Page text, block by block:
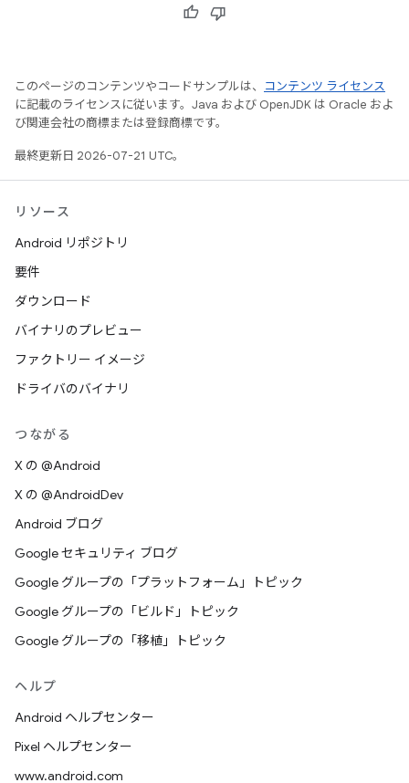
このページのコンテンツやコードサンプルは、
コンテンツ ライセンス
に記載のライセンスに従います。Java および OpenJDK は Oracle およ
び関連会社の商標または登録商標です。
最終更新日 2026-07-21 UTC。
リソース
Android リポジトリ
要件
ダウンロード
バイナリのプレビュー
ファクトリー イメージ
ドライバのバイナリ
つながる
X の @Android
X の @AndroidDev
Android ブログ
Google セキュリティ ブログ
Google グループの「プラットフォーム」トピック
Google グループの「ビルド」トピック
Google グループの「移植」トピック
ヘルプ
Android ヘルプセンター
Pixel ヘルプセンター
www.android.com